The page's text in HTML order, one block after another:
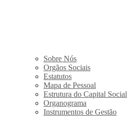
Sobre Nós
Orgãos Sociais
Estatutos
Mapa de Pessoal
Estrutura do Capital Social
Organograma
Instrumentos de Gestão